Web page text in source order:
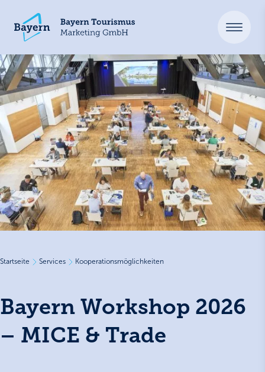
Startseite Services Kooperationsmöglichkeiten
Bayern Workshop 2026
– MICE & Trade